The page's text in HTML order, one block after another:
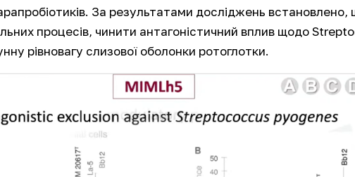
За результатами досліджень
процесів, чинити антагоністичний вплив щодо
рівновагу слизової оболонки ротоглотки.